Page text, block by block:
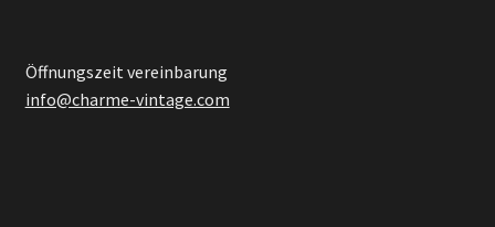
Öffnungszeit vereinbarung
info@charme-vintage.com